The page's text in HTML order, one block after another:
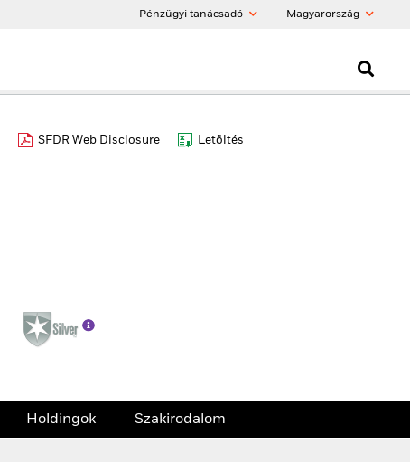
Pénzügyi tanácsadó Magyarország
SFDR Web Disclosure Letöltés
Holdingok Szakirodalom